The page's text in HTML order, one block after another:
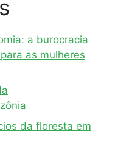
a burocracia
as mulheres
da floresta em